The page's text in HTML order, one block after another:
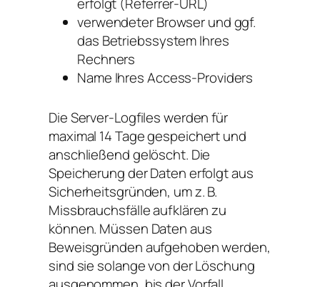
erfolgt (Referrer-URL)
verwendeter Browser und ggf.
das Betriebssystem Ihres
Rechners
Name Ihres Access-Providers
Die Server-Logfiles werden für
maximal 14 Tage gespeichert und
anschließend gelöscht. Die
Speicherung der Daten erfolgt aus
Sicherheitsgründen, um z. B.
Missbrauchsfälle aufklären zu
können. Müssen Daten aus
Beweisgründen aufgehoben werden,
sind sie solange von der Löschung